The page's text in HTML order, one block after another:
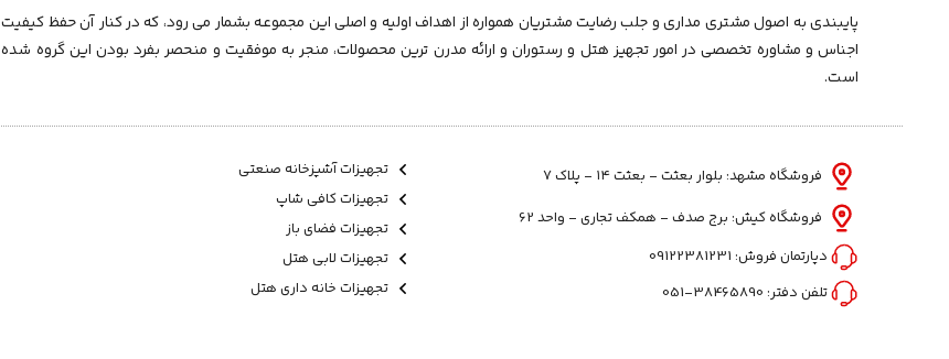
پایبندی به اصول مشتری مداری و جلب رضایت مشتریان همواره از اهداف اولیه و اصلی این مجموعـه بشمار می رود، که در کنار آن حفظ کیفیت
اجناس و مشاوره تخصصی در امور تجهیز هتل و رستوران و ارائه مدرن ترین محصولات، منجر به موفقیت و منحصر بفرد بودن این گروه شده
است.
فروشگاه مشهد: بلوار بعثت - بعثت ۱۴ - پلاک ۷
فروشگاه کیش: برج صدف - همکف تجاری - واحد 62
دپارتمان فروش: 09122381231
تلفن دفتر: 38465890-051
تجهیزات آشپزخانه صنعتی
تجهیزات کافی شاپ
تجهیزات فضای باز
تجهیزات لابی هتل
تجهیزات خانه داری هتل